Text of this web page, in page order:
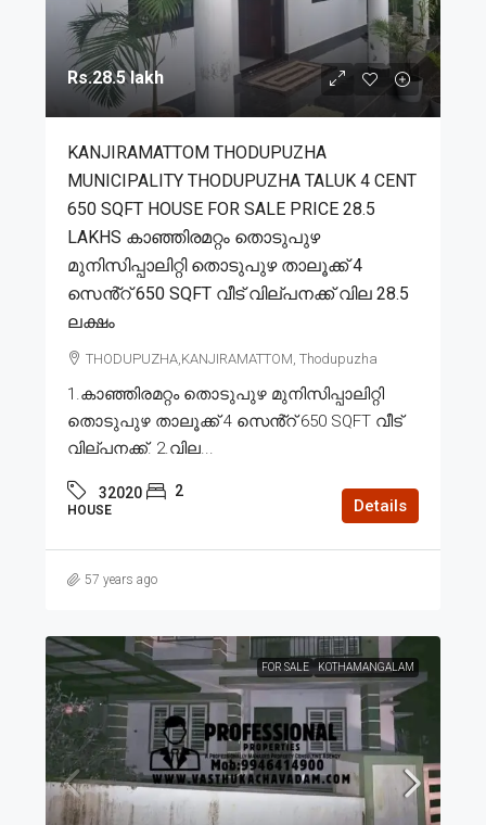
Rs.28.5 lakh
KANJIRAMATTOM THODUPUZHA
MUNICIPALITY THODUPUZHA TALUK 4 CENT
650 SQFT HOUSE FOR SALE PRICE 28.5
LAKHS കാഞ്ഞിരമറ്റം തൊടുപുഴ
മുനിസിപ്പാലിറ്റി തൊടുപുഴ താലൂക്ക് 4
സെൻ്റ് 650 SQFT വീട് വില്പനക്ക് വില 28.5
ലക്ഷം
THODUPUZHA,KANJIRAMATTOM, Thodupuzha
1.കാഞ്ഞിരമറ്റം തൊടുപുഴ മുനിസിപ്പാലിറ്റി
തൊടുപുഴ താലൂക്ക് 4 സെൻ്റ് 650 SQFT വീട്
വില്പനക്ക്. 2.വില...
32020 2
HOUSE Details
57 years ago
FOR SALE KOTHAMANGALAM